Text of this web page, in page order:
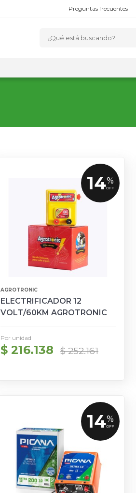
Preguntas frecuentes
14%
OFF
AGROTRONIC
ELECTRIFICADOR 12
VOLT/60KM AGROTRONIC
Por unidad
$ 216.138 $ 252.161
14%
OFF